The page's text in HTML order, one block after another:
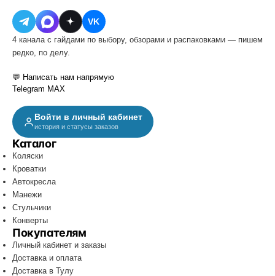
VK
4 канала с гайдами по выбору, обзорами и распаковками — пишем
редко, по делу.
💬 Написать нам напрямую
Telegram MAX
Войти в личный кабинет
история и статусы заказов
Каталог
Коляски
Кроватки
Автокресла
Манежи
Стульчики
Конверты
Покупателям
Личный кабинет и заказы
Доставка и оплата
Доставка в Тулу